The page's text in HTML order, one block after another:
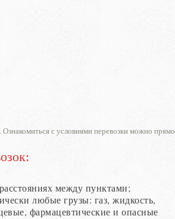
с условиями перевозки можно прямо
между пунктами;
любые грузы: газ, жидкость,
фармацевтические и опасные